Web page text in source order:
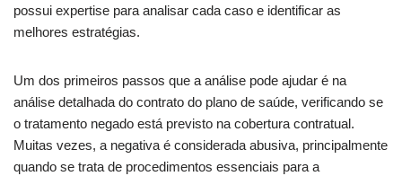
possui expertise para analisar cada caso e identificar as
melhores estratégias.
Um dos primeiros passos que a análise pode ajudar é na
análise detalhada do contrato do plano de saúde, verificando se
o tratamento negado está previsto na cobertura contratual.
Muitas vezes, a negativa é considerada abusiva, principalmente
quando se trata de procedimentos essenciais para a